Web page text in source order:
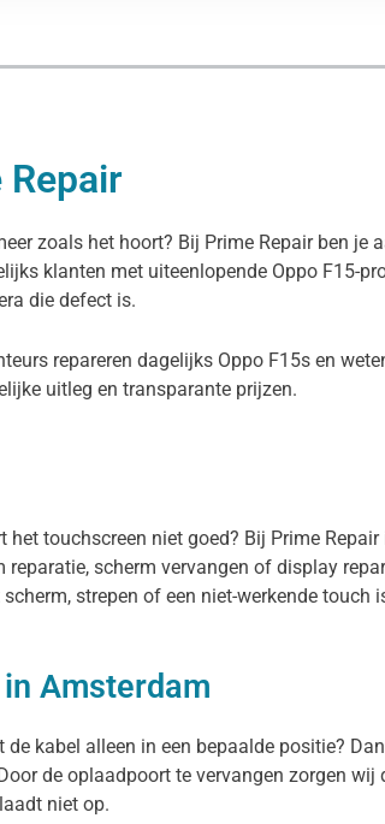
zoals het hoort? Bij Prime Repair ben
klanten met uiteenlopende Oppo F15-
die defect is.
repareren dagelijks Oppo F15s en
uitleg en transparante prijzen.
het touchscreen niet goed? Bij Prime
scherm vervangen of display
strepen of een niet-werkende
Amsterdam
kabel alleen in een bepaalde positie?
de oplaadpoort te vervangen zorgen
niet op.